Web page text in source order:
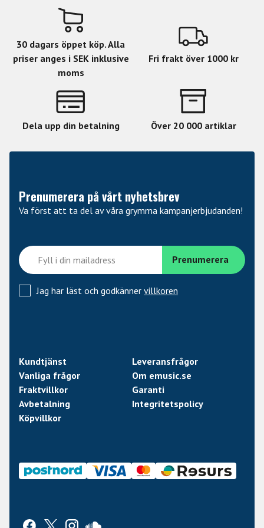
30 dagars öppet köp. Alla
priser anges i SEK inklusive
moms
Fri frakt över 1000 kr
Dela upp din betalning Över 20 000 artiklar
Prenumerera på vårt nyhetsbrev
Va först att ta del av våra grymma kampanjerbjudanden!
Jag har läst och godkänner villkoren
Kundtjänst
Leveransfrågor
Vanliga frågor
Om emusic.se
Fraktvillkor
Garanti
Avbetalning
Integritetspolicy
Köpvillkor